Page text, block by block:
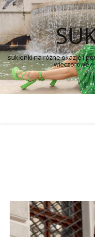
sukienki na różne okazje i
wieczorowe